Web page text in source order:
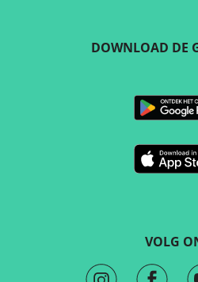
VOLG
DOWNLOAD DE